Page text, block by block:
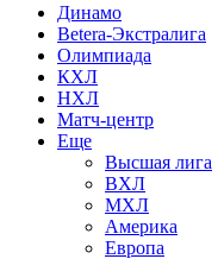
Динамо
Betera-Экстралига
Олимпиада
КХЛ
НХЛ
Матч-центр
Еще
Высшая лига
ВХЛ
МХЛ
Америка
Европа